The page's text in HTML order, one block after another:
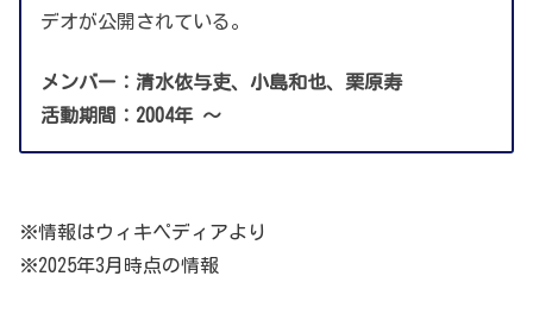
デオが公開されている。
メンバー：清水依与吏、小島和也、栗原寿
活動期間：2004年 ～
※情報はウィキペディアより
※2025年3月時点の情報